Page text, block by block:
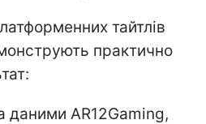
тайтлів
практично
даними AR12Gaming,